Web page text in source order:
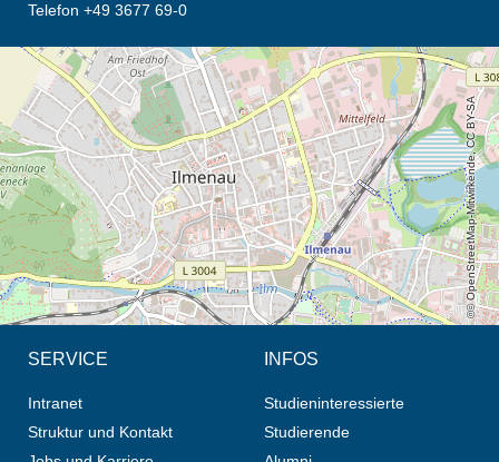
Telefon +49 3677 69-0
Öffnet die Anfahrtsbeschreibung in neuem Tab (Karte)
© OpenStreetMap-Mitwirkende, CC BY-SA
SERVICE
Intranet
Struktur und Kontakt
INFOS
Studieninteressierte
Studierende